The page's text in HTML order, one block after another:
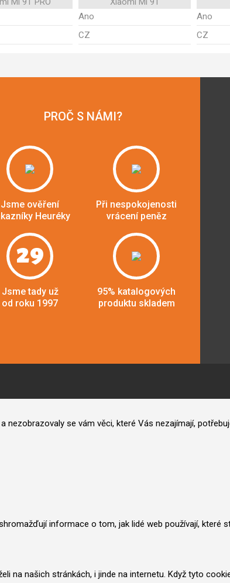
Ano
Ano
CZ CZ
PROČ S NÁMI?
Jsme ověření
Heuréky
Při nespokojenosti
vrácení peněz
29
Jsme tady už
od roku 1997
95% katalogových
produktu skladem
se vám věci, které Vás nezajímají,
informace o tom, jak lidé web používají, které
na našich stránkách, i jinde na internetu. Když tyto